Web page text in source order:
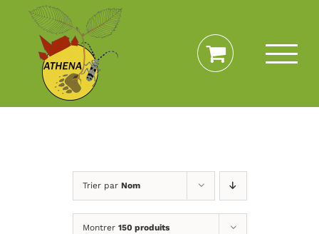
Passer
contenu
Trier par Nom
Montrer 150 produits